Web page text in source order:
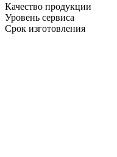
Качество продукции
Уровень сервиса
Срок изготовления